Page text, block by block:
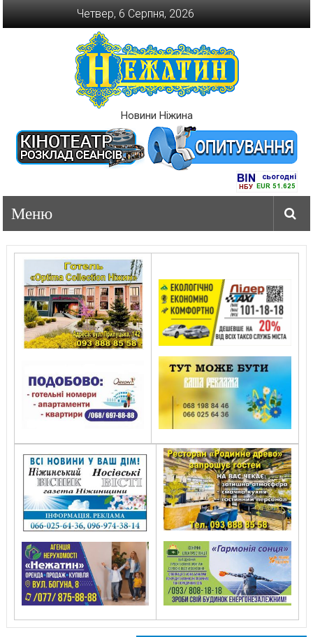
Четвер, 6 Серпня, 2026
Новини Ніжина